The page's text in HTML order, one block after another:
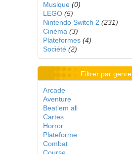
Musique (0)
LEGO (5)
Nintendo Switch 2 (231)
Cinéma (3)
Plateformes (4)
Société (2)
Filtrer par genre
Arcade
Aventure
Beat'em all
Cartes
Horror
Plateforme
Combat